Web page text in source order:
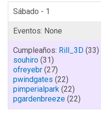
Sábado - 1
Rill_3D (33)
souhiro (31)
ofreyebr (27)
pwindgates (22)
pimperialpark (22)
pgardenbreeze (22)